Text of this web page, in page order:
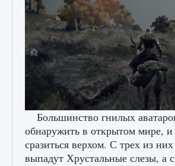
9 августа 2024
Как исправить ошибку Palworld
«Идет сохранение мира —
начать сохранение данных мира»
Большинство гнилых
обнаружить в открытом мире,
сразиться верхом. С трех из
выпадут Хрустальные слезы, а